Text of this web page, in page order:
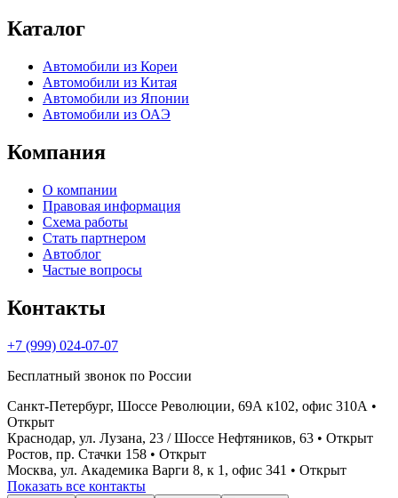
Каталог
Автомобили из Кореи
Автомобили из Китая
Автомобили из Японии
Автомобили из ОАЭ
Компания
О компании
Правовая информация
Схема работы
Стать партнером
Автоблог
Частые вопросы
Контакты
+7 (999) 024-07-07
Бесплатный звонок по России
Санкт-Петербург, Шоссе Революции, 69А к102, офис 310А •
Открыт
Краснодар, ул. Лузана, 23 / Шоссе Нефтяников, 63 • Открыт
Ростов, пр. Стачки 158 • Открыт
Москва, ул. Академика Варги 8, к 1, офис 341 • Открыт
Показать все контакты